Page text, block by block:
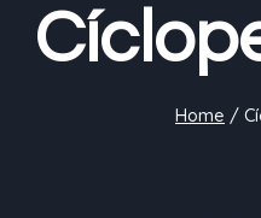
Home /